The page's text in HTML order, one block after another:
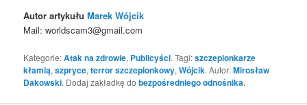
Autor artykułuMarek Wójcik
Mail: worldscam3@gmail.com
Kategorie:Atak na zdrowie, Publicyści. Tagi:szczepionkarze
kłamią,szpryce,terror szczepionkowy,Wójcik. Autor:Mirosław
Dakowski. Dodaj zakładkę dobezpośredniego odnośnika.